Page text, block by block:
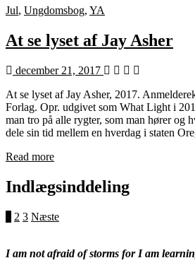
Jul, Ungdomsbog, YA
At se lyset af Jay Asher
december 21, 2017
At se lyset af Jay Asher, 2017.
Forlag. Opr. udgivet som What Light i
man tro på alle rygter, som man hører og
dele sin tid mellem en hverdag i staten
Read more
Indlægsinddeling
2 3 Næste
I am not afraid of storms for I am